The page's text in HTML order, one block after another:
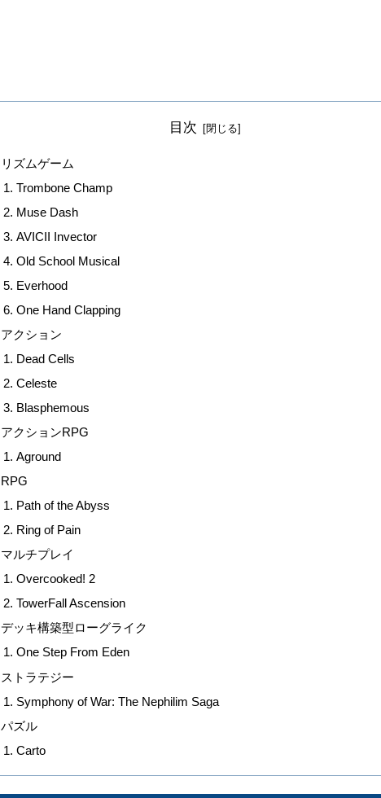
目次
リズムゲーム
Trombone Champ
Muse Dash
AVICII Invector
Old School Musical
Everhood
One Hand Clapping
アクション
Dead Cells
Celeste
Blasphemous
アクションRPG
Aground
RPG
Path of the Abyss
Ring of Pain
マルチプレイ
Overcooked! 2
TowerFall Ascension
デッキ構築型ローグライク
One Step From Eden
ストラテジー
Symphony of War: The Nephilim Saga
パズル
Carto